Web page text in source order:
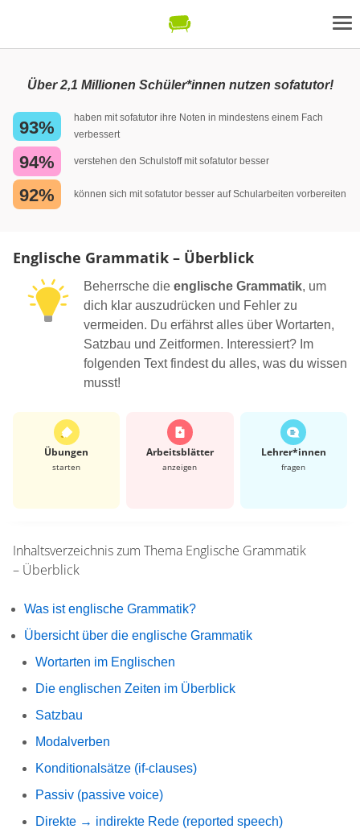
Über 2,1 Millionen Schüler*innen nutzen sofatutor!
93%
haben mit sofatutor ihre Noten in mindestens einem Fach
verbessert
94% verstehen den Schulstoff mit sofatutor besser
92% können sich mit sofatutor besser auf Schularbeiten vorbereiten
Englische Grammatik – Überblick
Beherrsche die englische Grammatik, um
dich klar auszudrücken und Fehler zu
vermeiden. Du erfährst alles über Wortarten,
Satzbau und Zeitformen. Interessiert? Im
folgenden Text findest du alles, was du wissen
musst!
Übungen
starten
Arbeits­blätter
anzeigen
Lehrer*​innen
fragen
Inhaltsverzeichnis zum Thema Englische Grammatik
– Überblick
Was ist englische Grammatik?
Übersicht über die englische Grammatik
Wortarten im Englischen
Die englischen Zeiten im Überblick
Satzbau
Modalverben
Konditionalsätze (if‑clauses)
Passiv (passive voice)
Direkte → indirekte Rede (reported speech)